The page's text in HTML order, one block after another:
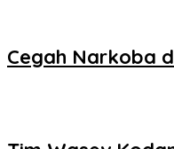
Cegah Narkoba